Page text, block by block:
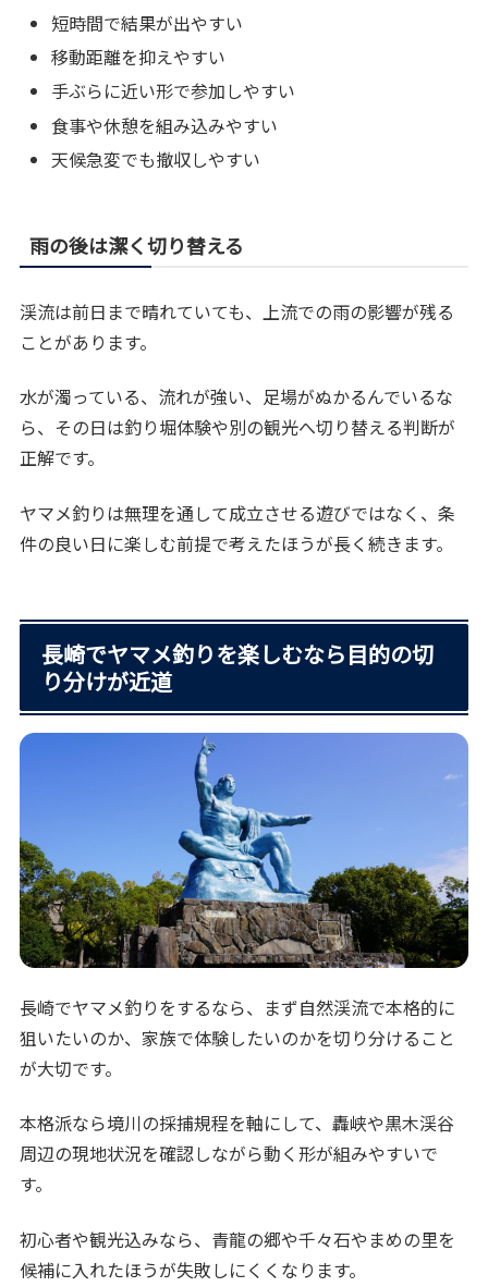
短時間で結果が出やすい
移動距離を抑えやすい
手ぶらに近い形で参加しやすい
食事や休憩を組み込みやすい
天候急変でも撤収しやすい
雨の後は潔く切り替える
渓流は前日まで晴れていても、上流での雨の影響が残る
ことがあります。
水が濁っている、流れが強い、足場がぬかるんでいるな
ら、その日は釣り堀体験や別の観光へ切り替える判断が
正解です。
ヤマメ釣りは無理を通して成立させる遊びではなく、条
件の良い日に楽しむ前提で考えたほうが長く続きます。
長崎でヤマメ釣りを楽しむなら目的の切
り分けが近道
長崎でヤマメ釣りをするなら、まず自然渓流で本格的に
狙いたいのか、家族で体験したいのかを切り分けること
が大切です。
本格派なら境川の採捕規程を軸にして、轟峡や黒木渓谷
周辺の現地状況を確認しながら動く形が組みやすいで
す。
初心者や観光込みなら、青龍の郷や千々石やまめの里を
候補に入れたほうが失敗しにくくなります。